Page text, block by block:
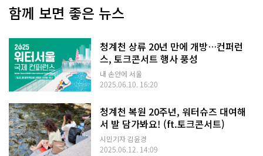
함께 보면 좋은 뉴스
청계천 상류 20년 만에 개방…컨퍼런
스, 토크콘서트 행사 풍성
내 손안에 서울
2025.06.10. 16:20
청계천 복원 20주년, 워터슈즈 대여해
서 발 담가봐요! (ft.토크콘서트)
시민기자 김윤경
2025.06.12. 14:09